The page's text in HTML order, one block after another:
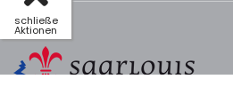
schließe
Aktionen